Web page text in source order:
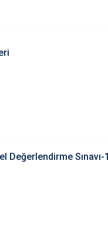
Değerlendirme Sınavı-1